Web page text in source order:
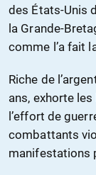
des États-Unis
la Grande-
comme l’a fait
Riche de
ans, exhorte
l’effort de
combattants
manifestations